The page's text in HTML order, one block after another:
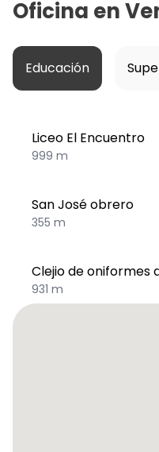
Oficina en
Educación
Liceo El Encuentro
999 m
San José obrero
355 m
Clejio de oniformes
931 m